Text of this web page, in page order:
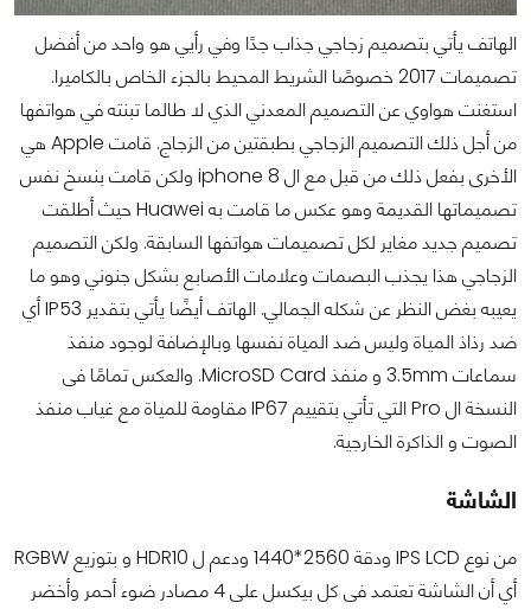
الهاتف يأتي بتصميم زجاجي جذاب جدًا وفي رأيي هو واحد من أفضل
تصميمات 2017 خصوصًا الشريط المحيط بالجزء الخاص بالكاميرا.
استغنت هواوي عن التصميم المعدني الذي لا طالما تبنته في هواتفها
من أجل ذلك التصميم الزجاجي بطبقتين من الزجاج. قامت Apple هي
الأخرى بفعل ذلك من قبل مع ال iphone 8 ولكن قامت بنسخ نفس
تصميماتها القديمة وهو عكس ما قامت به Huawei حيث أطلقت
تصميم جديد مغاير لكل تصميمات هواتفها السابقة. ولكن التصميم
الزجاجي هذا يجذب البصمات وعلامات الأصابع بشكل جنوني وهو ما
يعيبه بغض النظر عن شكله الجمالي. الهاتف أيضًا يأتي بتقدير IP53 أي
ضد رذاذ المياة وليس ضد المياة نفسها وبالإضافة لوجود منفذ
سماعات 3.5mm و منفذ MicroSD Card. والعكس تمامًا فى
النسخة ال Pro التي تأتي بتقييم IP67 مقاومة للمياة مع غياب منفذ
الصوت و الذاكرة الخارجية.
الشاشة
من نوع IPS LCD ودقة 2560*1440 ودعم ل HDR10 و بتوزيع RGBW
أي أن الشاشة تعتمد فى كل بيكسل على 4 مصادر ضوء أحمر وأخضر